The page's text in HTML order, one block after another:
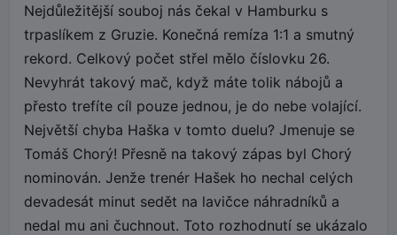
Nejdůležitější souboj nás čekal v Hamburku s
trpaslíkem z Gruzie. Konečná remíza 1:1 a smutný
rekord. Celkový počet střel mělo číslovku 26.
Nevyhrát takový mač, když máte tolik nábojů a
přesto trefíte cíl pouze jednou, je do nebe volající.
Největší chyba Haška v tomto duelu? Jmenuje se
Tomáš Chorý! Přesně na takový zápas byl Chorý
nominován. Jenže trenér Hašek ho nechal celých
devadesát minut sedět na lavičce náhradníků a
nedal mu ani čuchnout. Toto rozhodnutí se ukázalo